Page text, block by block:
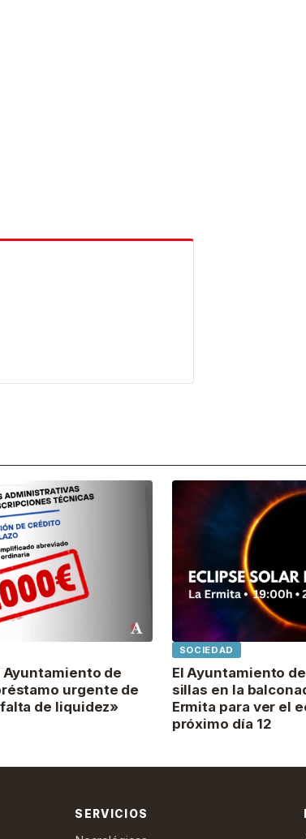
Ayuntamiento de
urgente de
de liquidez»
SOCIEDAD
El Ayuntamiento
sillas en la
Ermita para ver el
próximo día 12
SERVICIOS